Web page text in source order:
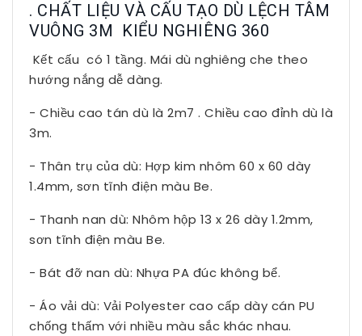
. CHẤT LIỆU VÀ CẤU TẠO DÙ LỆCH TÂM
VUÔNG 3M KIỂU NGHIÊNG 360
Kết cấu có 1 tầng. Mái dù nghiêng che theo
hướng nắng dễ dàng.
- Chiều cao tán dù là 2m7 . Chiều cao đỉnh dù là
3m.
- Thân trụ của dù: Hợp kim nhôm 60 x 60 dày
1.4mm, sơn tĩnh điện màu Be.
- Thanh nan dù: Nhôm hộp 13 x 26 dày 1.2mm,
sơn tĩnh điện màu Be.
- Bát đỡ nan dù: Nhựa PA đúc không bể.
- Áo vải dù: Vải Polyester cao cấp dày cán PU
chống thấm với nhiều màu sắc khác nhau.